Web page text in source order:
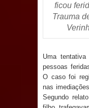
12
Anjos
ficou
Trauma
Uma
pessoas
O caso foi
nas
Segundo